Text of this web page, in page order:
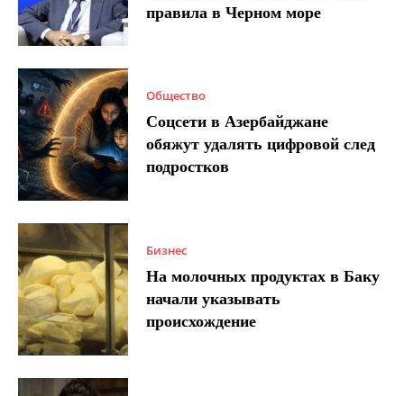
правила в Черном море
Общество
Соцсети в Азербайджане
обяжут удалять цифровой след
подростков
Бизнес
На молочных продуктах в Баку
начали указывать
происхождение